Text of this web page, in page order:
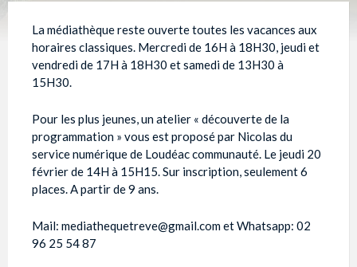
La médiathèque reste ouverte toutes les vacances aux
horaires classiques. Mercredi de 16H à 18H30, jeudi et
vendredi de 17H à 18H30 et samedi de 13H30 à
15H30.
Pour les plus jeunes, un atelier « découverte de la
programmation » vous est proposé par Nicolas du
service numérique de Loudéac communauté. Le jeudi 20
février de 14H à 15H15. Sur inscription, seulement 6
places. A partir de 9 ans.
Mail: mediathequetreve@gmail.com et Whatsapp: 02
96 25 54 87